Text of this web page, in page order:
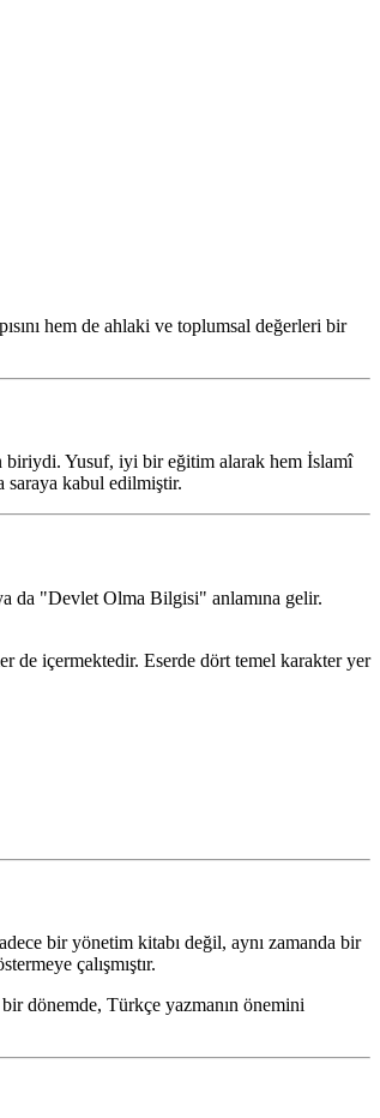
hem de ahlaki ve toplumsal değerleri bir
biriydi. Yusuf, iyi bir eğitim alarak hem İslamî
saraya kabul edilmiştir.
da "Devlet Olma Bilgisi" anlamına gelir.
de içermektedir. Eserde dört temel karakter yer
bir yönetim kitabı değil, aynı zamanda bir
çalışmıştır.
dönemde, Türkçe yazmanın önemini